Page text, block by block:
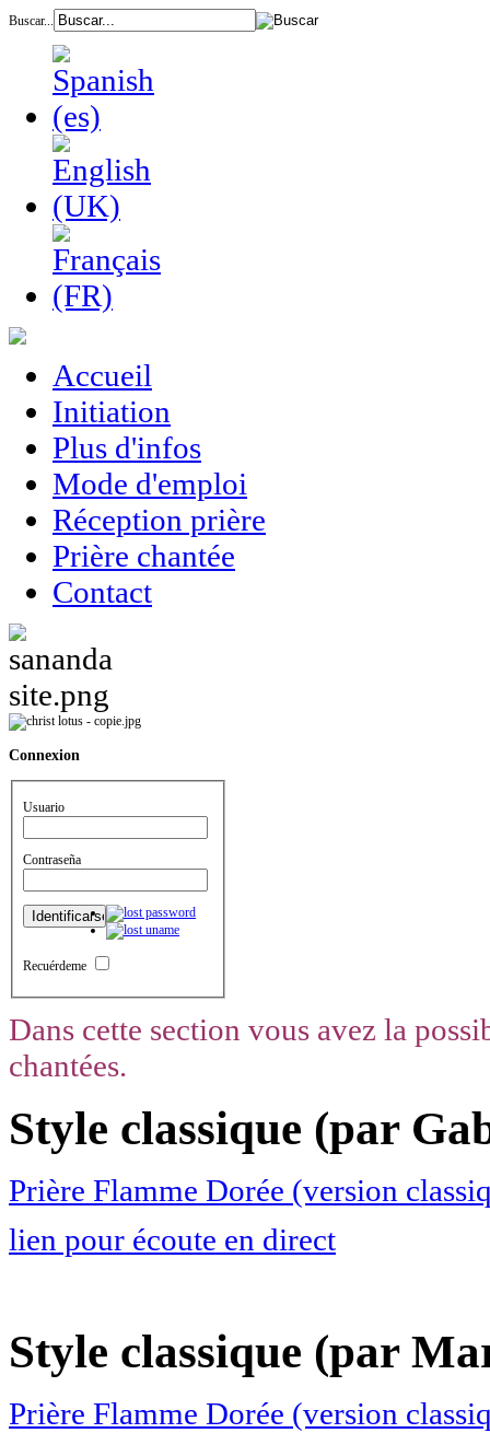
Buscar...
Accueil
Initiation
Plus d'infos
Mode d'emploi
Réception prière
Prière chantée
Contact
Connexion
Usuario
Contraseña
Recuérdeme
Dans cette section vous avez la
chantées.
Style classique (par
Prière Flamme Dorée (version
lien pour écoute en direct
Style classique (par
Prière Flamme Dorée (version